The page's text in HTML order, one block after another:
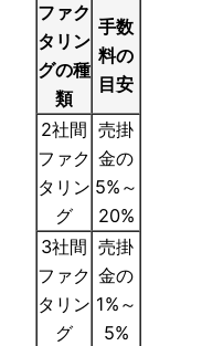
ファク
タリン
グの種
類
手数
料の
目安
2社間
ファク
タリン
グ
売掛
金の
5%～
20%
3社間
ファク
タリン
グ
売掛
金の
1%～
5%